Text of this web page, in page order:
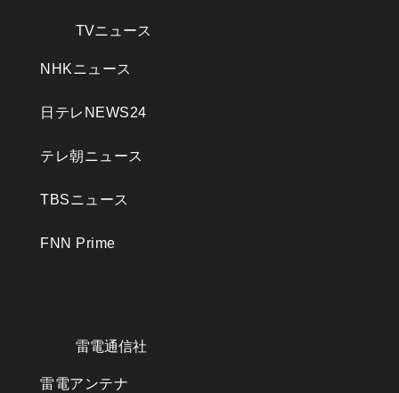
TVニュース
NHKニュース
日テレNEWS24
テレ朝ニュース
TBSニュース
FNN Prime
雷電通信社
雷電アンテナ